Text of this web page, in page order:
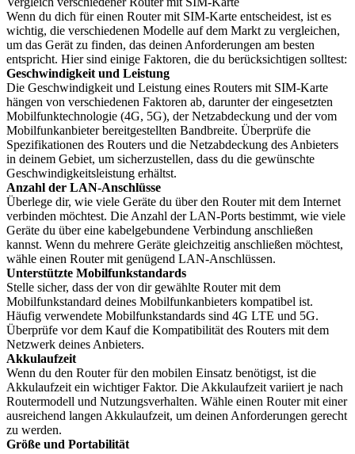
Wenn du dich für einen Router mit SIM-Karte entscheidest, ist es
wichtig, die verschiedenen Modelle auf dem Markt zu vergleichen,
um das Gerät zu finden, das deinen Anforderungen am besten
entspricht. Hier sind einige Faktoren, die du berücksichtigen solltest:
Geschwindigkeit und Leistung
Die Geschwindigkeit und Leistung eines Routers mit SIM-Karte
hängen von verschiedenen Faktoren ab, darunter der eingesetzten
Mobilfunktechnologie (4G, 5G), der Netzabdeckung und der vom
Mobilfunkanbieter bereitgestellten Bandbreite. Überprüfe die
Spezifikationen des Routers und die Netzabdeckung des Anbieters
in deinem Gebiet, um sicherzustellen, dass du die gewünschte
Geschwindigkeitsleistung erhältst.
Anzahl der LAN-Anschlüsse
Überlege dir, wie viele Geräte du über den Router mit dem Internet
verbinden möchtest. Die Anzahl der LAN-Ports bestimmt, wie viele
Geräte du über eine kabelgebundene Verbindung anschließen
kannst. Wenn du mehrere Geräte gleichzeitig anschließen möchtest,
wähle einen Router mit genügend LAN-Anschlüssen.
Unterstützte Mobilfunkstandards
Stelle sicher, dass der von dir gewählte Router mit dem
Mobilfunkstandard deines Mobilfunkanbieters kompatibel ist.
Häufig verwendete Mobilfunkstandards sind 4G LTE und 5G.
Überprüfe vor dem Kauf die Kompatibilität des Routers mit dem
Netzwerk deines Anbieters.
Akkulaufzeit
Wenn du den Router für den mobilen Einsatz benötigst, ist die
Akkulaufzeit ein wichtiger Faktor. Die Akkulaufzeit variiert je nach
Routermodell und Nutzungsverhalten. Wähle einen Router mit einer
ausreichend langen Akkulaufzeit, um deinen Anforderungen gerecht
zu werden.
Größe und Portabilität